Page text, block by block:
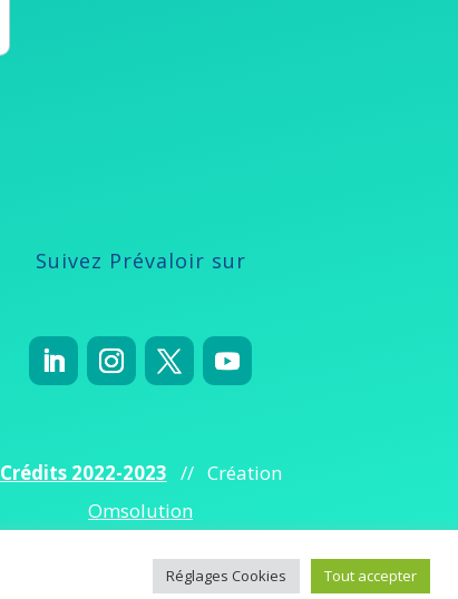
Suivez Prévaloir sur
Crédits 2022-2023 // Création
Omsolution
Réglages Cookies Tout accepter